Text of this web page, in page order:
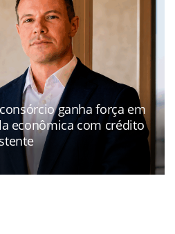
ganha força em
econômica com crédito